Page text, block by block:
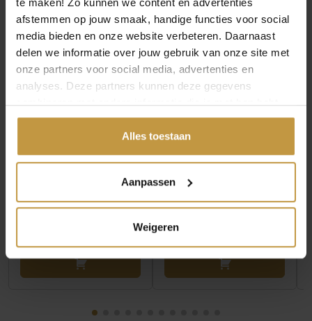
afstemmen op jouw smaak, handige functies voor social
media bieden en onze website verbeteren. Daarnaast
delen we informatie over jouw gebruik van onze site met
onze partners voor social media, advertenties en
analyses. Deze partners kunnen deze gegevens
combineren met andere informatie die je met hen hebt
gedeeld of die ze hebben verzameld via jouw gebruik van
Alles toestaan
Aanpassen
Weigeren
99,00
TOMMY HILFIGER H-
ZWART 19C…
TOMMY HILFIGER H-
LINK ARMBAND
Direct leverbaar, 1